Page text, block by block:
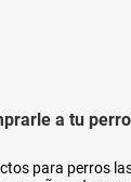
a tu perro
para perros